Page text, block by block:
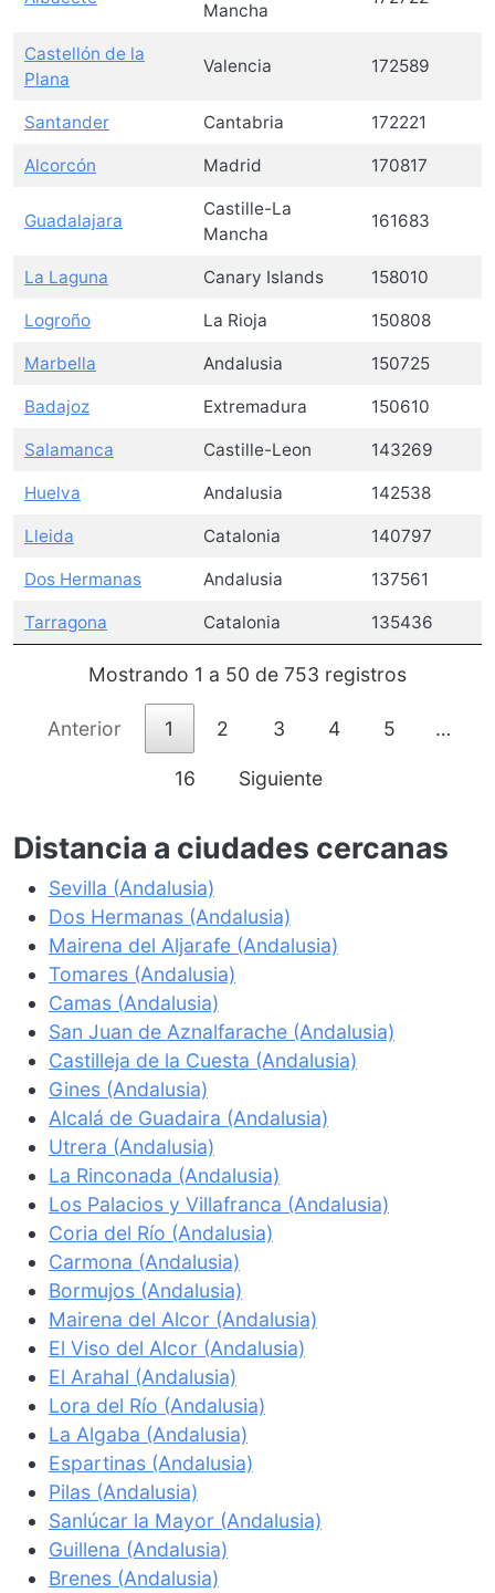
Mancha
Castellón de la
Plana
Valencia 172589
Santander Cantabria 172221
Alcorcón Madrid 170817
Guadalajara
Castille-La
Mancha
161683
La Laguna Canary Islands 158010
Logroño La Rioja 150808
Marbella Andalusia 150725
Badajoz Extremadura 150610
Salamanca Castille-Leon 143269
Huelva Andalusia 142538
Lleida Catalonia 140797
Dos Hermanas Andalusia 137561
Tarragona Catalonia 135436
Mostrando 1 a 50 de 753 registros
Anterior 1 2 3 4 5 …
16 Siguiente
Distancia a ciudades cercanas
Sevilla (Andalusia)
Dos Hermanas (Andalusia)
Mairena del Aljarafe (Andalusia)
Tomares (Andalusia)
Camas (Andalusia)
San Juan de Aznalfarache (Andalusia)
Castilleja de la Cuesta (Andalusia)
Gines (Andalusia)
Alcalá de Guadaira (Andalusia)
Utrera (Andalusia)
La Rinconada (Andalusia)
Los Palacios y Villafranca (Andalusia)
Coria del Río (Andalusia)
Carmona (Andalusia)
Bormujos (Andalusia)
Mairena del Alcor (Andalusia)
El Viso del Alcor (Andalusia)
El Arahal (Andalusia)
Lora del Río (Andalusia)
La Algaba (Andalusia)
Espartinas (Andalusia)
Pilas (Andalusia)
Sanlúcar la Mayor (Andalusia)
Guillena (Andalusia)
Brenes (Andalusia)